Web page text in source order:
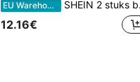
EU Warehouse SHEIN 2 stuks baby meisje pasgeboren 0-3 jaar schattige vakantie blauw en wit gestreepte strik decor camisole top + short set zomer kersen outfit klein meisje bijpassende set
12.16€